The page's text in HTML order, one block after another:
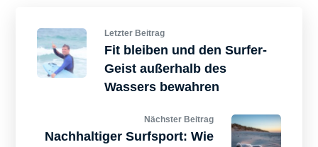
Letzter Beitrag
Fit bleiben und den Surfer-
Geist außerhalb des
Wassers bewahren
Nächster Beitrag
Nachhaltiger Surfsport: Wie